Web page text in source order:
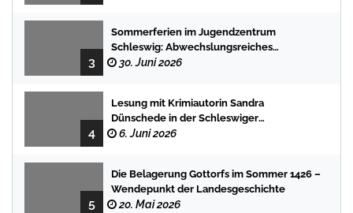
3
Sommerferien im Jugendzentrum
Schleswig: Abwechslungsreiches
Programm für Kinder und Jugendliche
30. Juni 2026
4
Lesung mit Krimiautorin Sandra
Dünschede in der Schleswiger
Stadtbücherei
6. Juni 2026
5
Die Belagerung Gottorfs im Sommer 1426 –
Wendepunkt der Landesgeschichte
20. Mai 2026